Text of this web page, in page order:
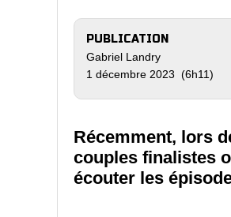
PUBLICATION
Gabriel Landry
1 décembre 2023 (6h11)
Récemment, lors
couples finalistes
écouter les